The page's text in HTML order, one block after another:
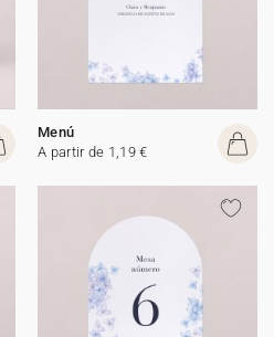
Menú
A partir de 1,19 €